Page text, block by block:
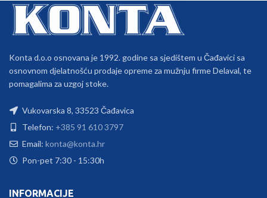
Konta d.o.o osnovana je 1992. godine sa sjedištem u Čađavici sa
osnovnom djelatnošću prodaje opreme za mužnju firme Delaval, te
pomagalima za uzgoj stoke.
Vukovarska 8, 33523 Čađavica
Telefon: +385 91 610 3797
Email: konta@konta.hr
Pon-pet 7:30 - 15:30h
INFORMACIJE